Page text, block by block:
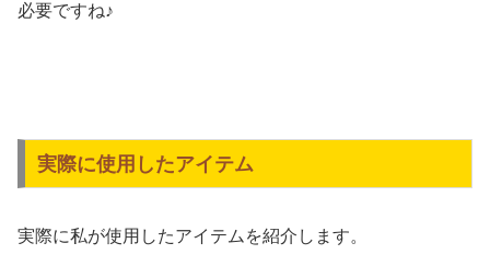
必要ですね♪
実際に使用したアイテム
実際に私が使用したアイテムを紹介します。